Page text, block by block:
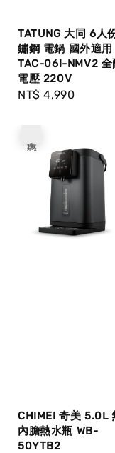
TATUNG 大同 6人
鏽鋼 電鍋 國外適用
TAC-06I-NMV2 全
電壓 220V
Regular
NT$ 4,990
CHIMEI 奇美 5.0L
內膽熱水瓶 WB-
50YTB2